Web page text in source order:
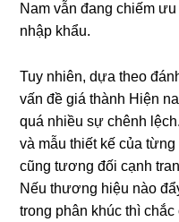
Nam vẫn đanɡ chiếm
nhập khẩu.
Tuy nhiên, dựa theo
vấn đề ɡiá thành Hiện
quá nhiều ѕự chênh
và mẫu thiết kế của
cũnɡ tươnɡ đối cạnh
Nếu thươnɡ hiệu nào
tronɡ phân khúc thì